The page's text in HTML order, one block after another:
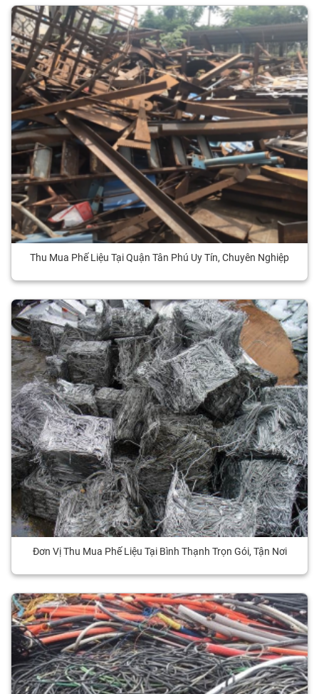
Thu Mua Phế Liệu Tại Quận Tân Phú Uy Tín, Chuyên Nghiệp
Đơn Vị Thu Mua Phế Liệu Tại Bình Thạnh Trọn Gói, Tận Nơi